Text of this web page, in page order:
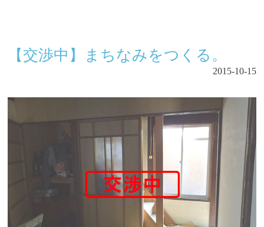
【交渉中】まちなみをつくる。
2015-10-15